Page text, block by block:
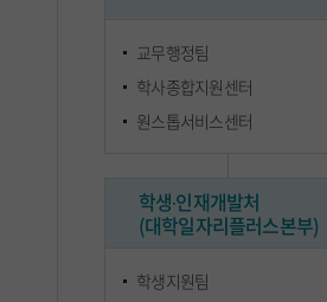
교무행정팀
학사종합지원센터
원스톱서비스센터
학생∙인재개발처
(대학일자리플러스본부)
학생지원팀